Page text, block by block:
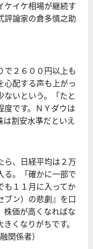
ケイケ相場が継続す
評論家の倉多慎之助
で２６００円以上も
心配する声も上がっ
ないという。「たと
度です。ＮＹダウは
は割安水準だといえ
ら、日経平均は２万
る。「確かに一部で
も１１月に入ってか
ブン）の悲劇』を口
株価が高くなればな
くなりがちです。
関係者）